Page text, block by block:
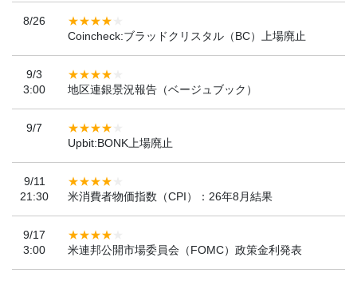
8/26
Coincheck:ブラッドクリスタル（BC）上場廃止
9/3
3:00
地区連銀景況報告（ベージュブック）
9/7
Upbit:BONK上場廃止
9/11
21:30
米消費者物価指数（CPI）：26年8月結果
9/17
3:00
米連邦公開市場委員会（FOMC）政策金利発表